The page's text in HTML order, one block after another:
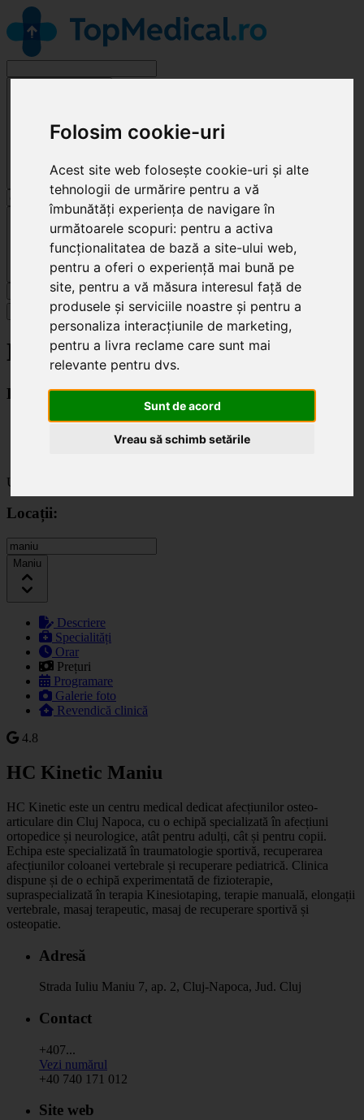
Folosim cookie-uri
Acest site web folosește cookie-uri și alte
tehnologii de urmărire pentru a vă
îmbunătăți experiența de navigare în
următoarele scopuri: pentru a activa
funcționalitatea de bază a site-ului web,
pentru a oferi o experiență mai bună pe
site, pentru a vă măsura interesul față de
produsele și serviciile noastre și pentru a
personaliza interacțiunile de marketing,
pentru a livra reclame care sunt mai
relevante pentru dvs.
Sunt de acord
Vreau să schimb setările
Cluj-Napoca
Specialități
HC Kinetic
Locații:
Eminescu
Ultima actualizare: 10.06.2025
Locații:
Maniu
Descriere
Specialități
Orar
Prețuri
Programare
Galerie foto
Revendică clinică
4.8
HC Kinetic Maniu
HC Kinetic este un centru medical dedicat afecțiunilor osteo-
articulare din Cluj Napoca, cu o echipă specializată în afecțiuni
ortopedice și neurologice, atât pentru adulți, cât și pentru copii.
Echipa este specializată în traumatologie sportivă, recuperarea
afecțiunilor coloanei vertebrale și recuperare pediatrică. Clinica
dispune și de o echipă experimentată de fizioterapie,
supraspecializată în terapia Kinesiotaping, terapie manuală, elongații
vertebrale, masaj terapeutic, masaj de recuperare sportivă și
osteopatie.
Adresă
Strada Iuliu Maniu 7, ap. 2, Cluj-Napoca, Jud. Cluj
Contact
+407...
Vezi numărul
+40 740 171 012
Site web